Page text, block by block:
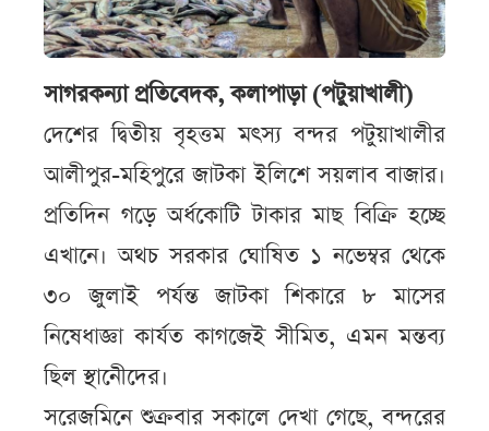
সাগরকন্যা প্রতিবেদক, কলাপাড়া (পটুয়াখালী)
দেশের দ্বিতীয় বৃহত্তম মৎস্য বন্দর পটুয়াখালীর
আলীপুর-মহিপুরে জাটকা ইলিশে সয়লাব বাজার।
প্রতিদিন গড়ে অর্ধকোটি টাকার মাছ বিক্রি হচ্ছে
এখানে। অথচ সরকার ঘোষিত ১ নভেম্বর থেকে
৩০ জুলাই পর্যন্ত জাটকা শিকারে ৮ মাসের
নিষেধাজ্ঞা কার্যত কাগজেই সীমিত, এমন মন্তব্য
ছিল স্থানীেদের।
সরেজমিনে শুক্রবার সকালে দেখা গেছে, বন্দরের